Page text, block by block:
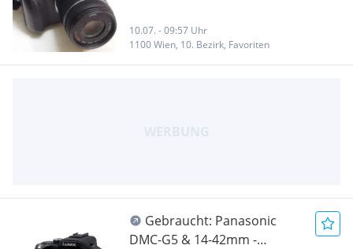
10.07. - 09:57 Uhr
1100 Wien, 10. Bezirk, Favoriten
Gebraucht: Panasonic
DMC-G5 & 14-42mm -